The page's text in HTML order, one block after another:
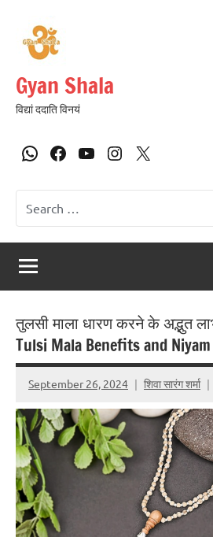
Gyan Shala
विद्यां ददाति विनयं
तुलसी माला धारण करने के अद्भुत
Tulsi Mala Benefits and Niyam
September 26, 2024 शिवा सारंग शर्मा